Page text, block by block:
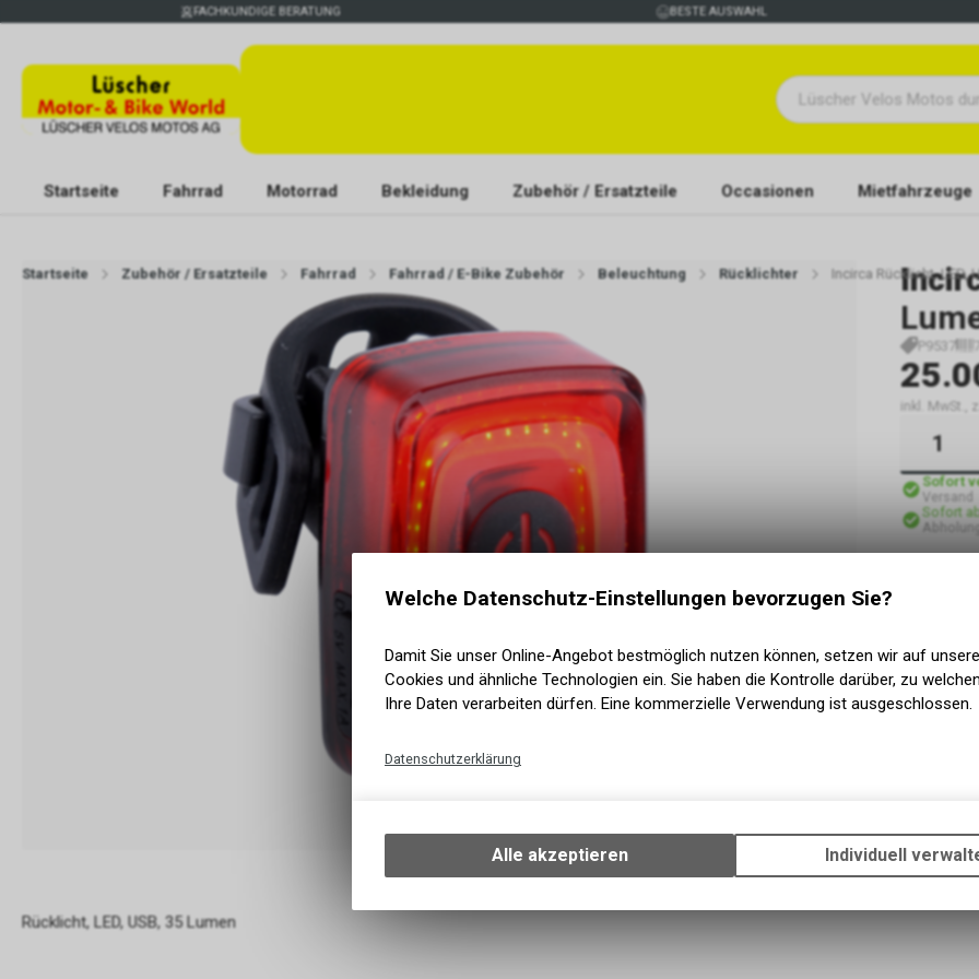
FACHKUNDIGE BERATUNG BESTE AUSWAHL
Startseite Fahrrad Motorrad Bekleidung Zubehör / Ersatzteile Occasionen Mietfahrzeuge
Startseite Zubehör / Ersatzteile Fahrrad Fahrrad / E-Bike Zubehör Beleuchtung Rücklichter Incirca Rücklicht, LED,
P9537
inkl. MwSt.,
Sofort
Versand
Sofort
Rücklicht, LED, USB, 35 Lumen
Welche Datenschutz-Einstellungen bevorzugen Sie?
Damit Sie unser Online-Angebot bestmöglich nutzen können, setzen wir auf
Cookies und ähnliche Technologien ein. Sie haben die Kontrolle darüber, zu
Ihre Daten verarbeiten dürfen. Eine kommerzielle Verwendung ist ausgeschlossen.
Datenschutzerklärung
Ihrem Gerät, um die grundlegenden Funktionen unseres Online-
Verwendung des Warenkorbs, zu ermöglichen. Bitte beachten Sie,
zulassen.
Alle akzeptieren Individuell